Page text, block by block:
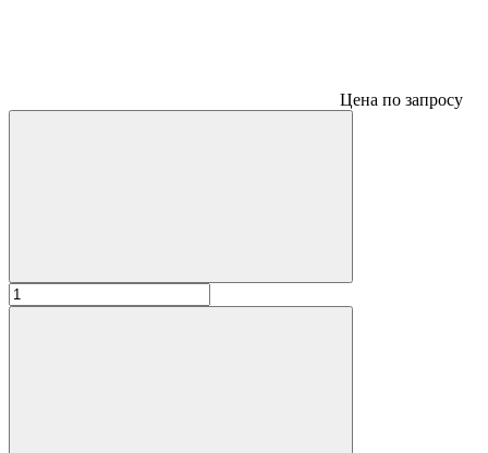
Цена по запросу